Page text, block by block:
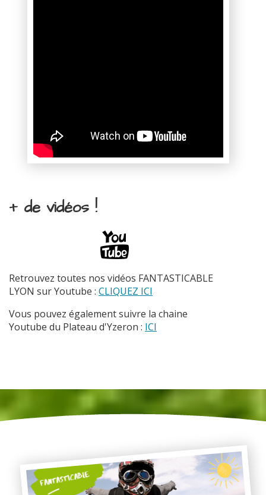
+ de vidéos !
Retrouvez toutes nos vidéos FANTASTICABLE
LYON sur Youtube : CLIQUEZ ICI
Vous pouvez également suivre la chaine
Youtube du Plateau d'Yzeron : ICI